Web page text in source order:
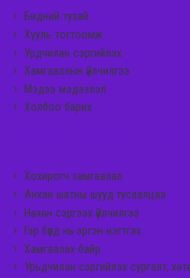
Бидний тухай
Хууль тогтоомж
Урдчилан сэргийлэх
Хамгааллын үйлчилгээ
Мэдээ мэдээлэл
Холбоо барих
Хохирогч хамгаалал
Анхан шатны шууд туслалцаа
Нөхөн сэргээх үйлчилгээ
Гэр бүлд нь эргэн нэгтгэх
Хамгаалах байр
Урьдчилан сэргийлэх сургалт,